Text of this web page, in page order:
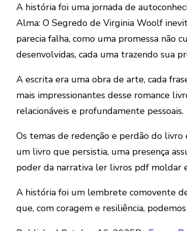
A história foi uma jornada de
Alma: O Segredo de Virginia Woolf
parecia falha, como uma promessa não
desenvolvidas, cada uma trazendo sua
A escrita era uma obra de arte, cada
mais impressionantes desse romance
relacionáveis e profundamente pessoais.
Os temas de redenção e perdão do livro
um livro que persistia, uma presença
poder da narrativa ler livros pdf moldar
A história foi um lembrete comovente
que, com coragem e resiliência,